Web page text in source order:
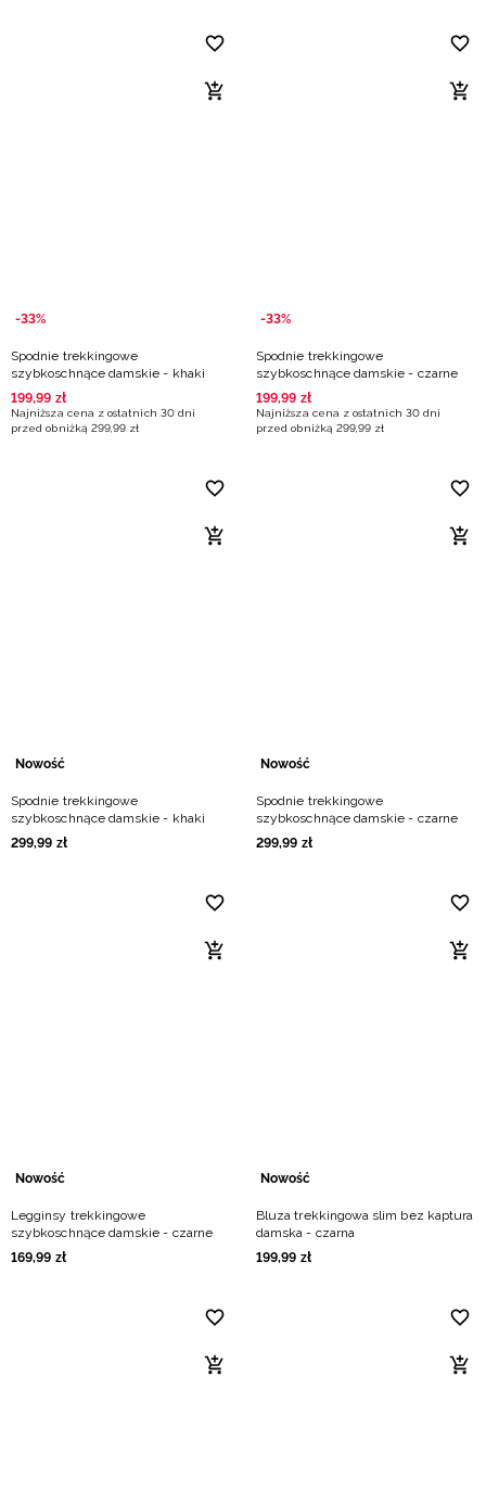
-33%
Spodnie trekkingowe
szybkoschnące damskie - khaki
199,99 zł
Najniższa cena z ostatnich 30 dni
przed obniżką 299,99 zł
-33%
Spodnie trekkingowe
szybkoschnące damskie - czarne
199,99 zł
Najniższa cena z ostatnich 30 dni
przed obniżką 299,99 zł
Nowość
Spodnie trekkingowe
szybkoschnące damskie - khaki
299,99 zł
Nowość
Spodnie trekkingowe
szybkoschnące damskie - czarne
299,99 zł
Nowość
Legginsy trekkingowe
szybkoschnące damskie - czarne
169,99 zł
Nowość
Bluza trekkingowa slim bez kaptura
damska - czarna
199,99 zł